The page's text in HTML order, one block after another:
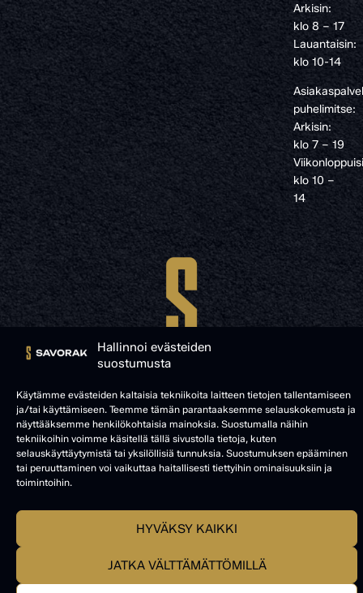
Hallinnoi evästeiden
suostumusta
Käytämme evästeiden kaltaisia tekniikoita laitteen tietojen tallentamiseen
ja/tai käyttämiseen. Teemme tämän parantaaksemme selauskokemusta ja
näyttääksemme henkilökohtaisia mainoksia. Suostumalla näihin
tekniikoihin voimme käsitellä tällä sivustolla tietoja, kuten
selauskäyttäytymistä tai yksilöllisiä tunnuksia. Suostumuksen epääminen
tai peruuttaminen voi vaikuttaa haitallisesti tiettyihin ominaisuuksiin ja
toimintoihin.
HYVÄKSY KAIKKI
JATKA VÄLTTÄMÄTTÖMILLÄ
Arkisin:
klo 8 – 17
Lauantaisin:
klo 10-14
puhelimitse:
Arkisin:
klo 7 – 19
klo 10 –
14
© SAVORAK 2025